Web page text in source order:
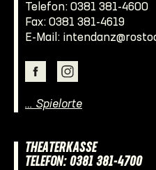
Telefon: 0381 381-4600
Fax: 0381 381-4619
E-Mail:
… Spielorte
THEATERKASSE
TELEFON: 0381 381-4700